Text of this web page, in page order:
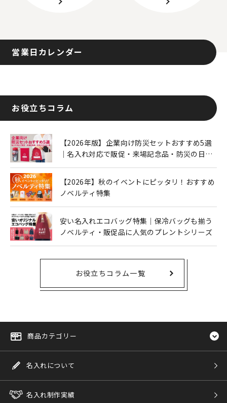
営業日カレンダー
お役立ちコラム
【2026年版】企業向け防災セットおすすめ5選
｜名入れ対応で販促・来場記念品・防災の日に
【2026年】秋のイベントにピッタリ！おすすめ
ノベルティ特集
安い名入れエコバッグ特集｜保冷バッグも揃う
ノベルティ・販促品に人気のプレントシリーズ
お役立ちコラム一覧
商品カテゴリー
名入れについて
名入れ制作実績